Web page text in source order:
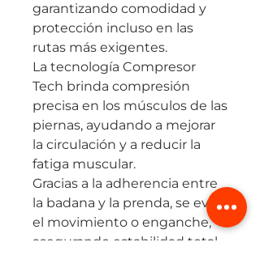
garantizando comodidad y
protección incluso en las
rutas más exigentes.
La tecnología Compresor
Tech brinda compresión
precisa en los músculos de las
piernas, ayudando a mejorar
la circulación y a reducir la
fatiga muscular.
Gracias a la adherencia entre
la badana y la prenda, se evita
el movimiento o enganche,
asegurando estabilidad total